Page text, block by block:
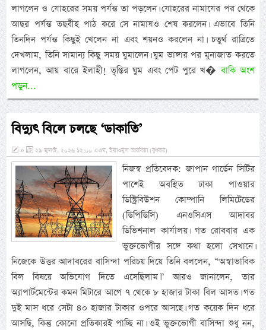
লাগলেন ও যোহরের সময় পর্যন্ত তা পড়লেন। যোহরের নামাযের পর থেকে
আছর পর্যন্ত তছবীহ পাঠ করে সে নামাযও শেষ করলেন। এভাবে তিনি
তিনদিন পর্যন্ত কিছুই খেলেন না এবং শয়নও করলেন না। চতুর্থ রাত্রিতে
দেখলাম, তিনি সামান্য কিছু সময় ঘুমালেন। ঘুম ভাঙ্গার পর মুনাজাত করতে
লাগলেন, আয় বারে ইলাহী! তৃপ্তির ঘুম এবং পেট পুরে খ�বাকি অংশ
পড়ুন...
বিদ্যুৎ বিলে চলছে ‘ডাকাতি’
» ২৯ জুলাই, ২০২৬ ১২:০০ এএম, ইয়াওমুল আরবিয়া (বুধবার)
নিজস্ব প্রতিবেদক: জাপান গার্ডেন সিটির
পাশেই অবস্থিত ঢাকা পাওয়ার
ডিস্ট্রিবিউশন কোম্পানি লিমিটেডের
(ডিপিডিসি) এনওসিএস আদাবর
ডিভিশনাল কার্যালয়। গত রোববার এক
ভুক্তভোগীর সঙ্গে কথা হলো সেখানে।
নিজেকে উত্তর আদাবরের বাসিন্দা পরিচয় দিয়ে তিনি বললেন, “অস্বাভাবিক
বিল বিষয়ে অভিযোগ দিতে এসেছিলাম।” আরও জানালেন, তার
অ্যাপার্টমেন্টের কমন মিটারে আগে ৭ থেকে ৮ হাজার টাকা বিল আসত। গত
দুই মাস ধরে সেটা ৪০ হাজার টাকার ওপরে আসছে। গত কয়েক দিন ধরে
আসছি, কিন্তু কোনো প্রতিকারই পাচ্ছি না। ওই ভুক্তভোগী বাসিন্দা শুধু নন,